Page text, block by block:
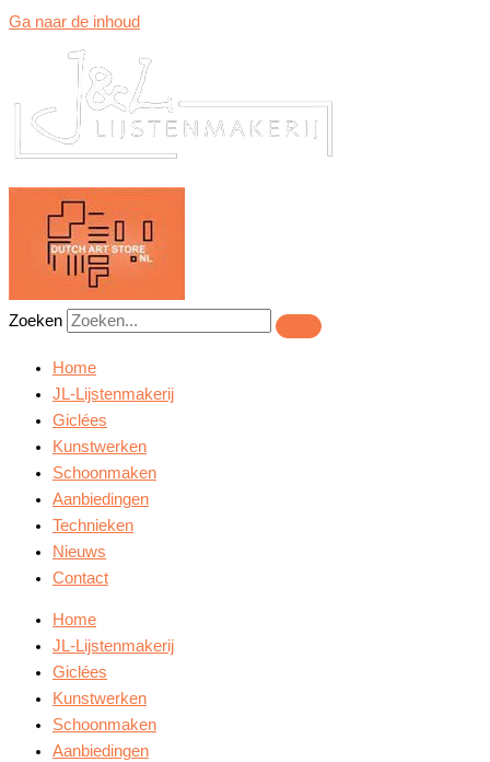
Ga naar de inhoud
Zoeken
Home
JL-Lijstenmakerij
Giclées
Kunstwerken
Schoonmaken
Aanbiedingen
Technieken
Nieuws
Contact
Home
JL-Lijstenmakerij
Giclées
Kunstwerken
Schoonmaken
Aanbiedingen